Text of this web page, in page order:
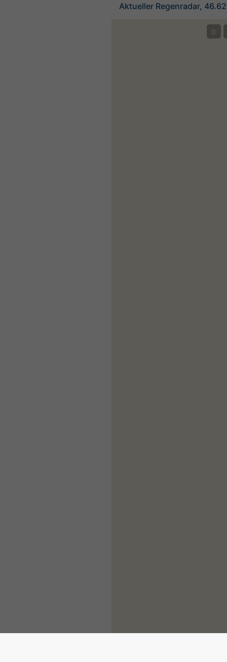
Aktueller Regenradar,
©